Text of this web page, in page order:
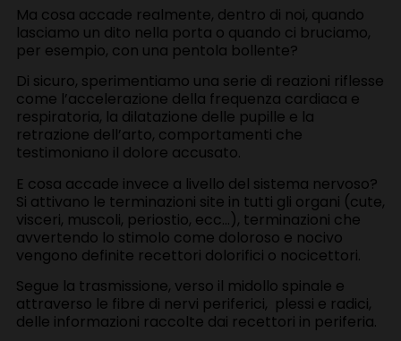
Ma cosa accade realmente, dentro di noi, quando
lasciamo un dito nella porta o quando ci bruciamo,
per esempio, con una pentola bollente?
Di sicuro, sperimentiamo una serie di reazioni riflesse
come l’accelerazione della frequenza cardiaca e
respiratoria, la dilatazione delle pupille e la
retrazione dell’arto, comportamenti che
testimoniano il dolore accusato.
E cosa accade invece a livello del sistema nervoso?
Si attivano le terminazioni site in tutti gli organi (cute,
visceri, muscoli, periostio, ecc…), terminazioni che
avvertendo lo stimolo come doloroso e nocivo
vengono definite recettori dolorifici o nocicettori.
Segue la trasmissione, verso il midollo spinale e
attraverso le fibre di nervi periferici, plessi e radici,
delle informazioni raccolte dai recettori in periferia.